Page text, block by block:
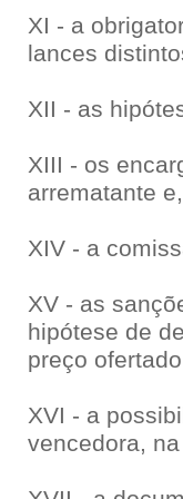
XI - a
lances
XII - as
XIII - os
arrematante
XIV - a
XV - as
hipótese de
preço
XVI - a
vencedora,